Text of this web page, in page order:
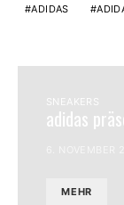
ADIDAS
SNEAKERS
adidas
MEHR